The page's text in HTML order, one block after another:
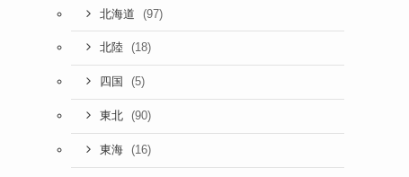
北海道 (97)
北陸 (18)
四国 (5)
東北 (90)
東海 (16)